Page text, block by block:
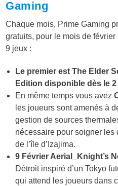
Gaming
Chaque mois, Prime Gaming
gratuits, pour le mois de
9 jeux :
Le premier est The Elder
Edition disponible dès le 2
En même temps vous avez
les joueurs sont amenés à
gestion de sources
nécessaire pour soigner les
de l’île d’Izajima.
9 Février Aerial_Knight’s
Détroit inspiré d’un Tokyo
qui attend les joueurs dans